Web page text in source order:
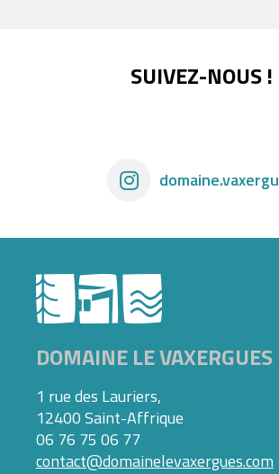
SUIVEZ-NOUS !
DOMAINE LE VAXERGUES
1 rue des Lauriers,
12400 Saint-Affrique
06 76 75 06 77
contact@domainelevaxergues.com